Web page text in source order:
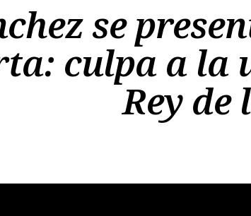
se
culpa a la
Rey de